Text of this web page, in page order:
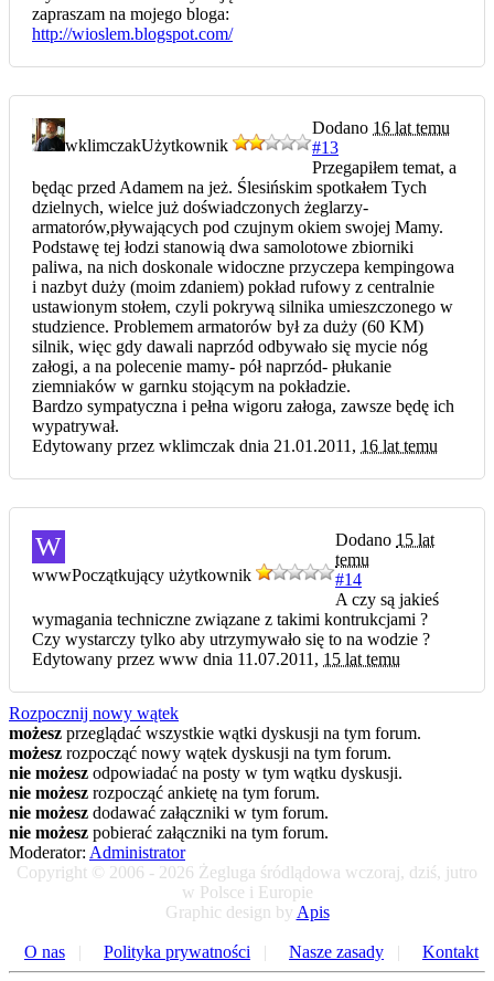
zapraszam na mojego bloga:
http://wioslem.blogspot.com/
wklimczakUżytkownik
Dodano 16 lat temu
#13
Przegapiłem temat, a
będąc przed Adamem na jeż. Ślesińskim spotkałem Tych
dzielnych, wielce już doświadczonych żeglarzy-
armatorów,pływających pod czujnym okiem swojej Mamy.
Podstawę tej łodzi stanowią dwa samolotowe zbiorniki
paliwa, na nich doskonale widoczne przyczepa kempingowa
i nazbyt duży (moim zdaniem) pokład rufowy z centralnie
ustawionym stołem, czyli pokrywą silnika umieszczonego w
studzience. Problemem armatorów był za duży (60 KM)
silnik, więc gdy dawali naprzód odbywało się mycie nóg
załogi, a na polecenie mamy- pół naprzód- płukanie
ziemniaków w garnku stojącym na pokładzie.
Bardzo sympatyczna i pełna wigoru załoga, zawsze będę ich
wypatrywał.
Edytowany przez wklimczak dnia 21.01.2011, 16 lat temu
W
wwwPoczątkujący użytkownik
Dodano 15 lat
temu
#14
A czy są jakieś
wymagania techniczne związane z takimi kontrukcjami ?
Czy wystarczy tylko aby utrzymywało się to na wodzie ?
Edytowany przez www dnia 11.07.2011, 15 lat temu
Rozpocznij nowy wątek
możesz przeglądać wszystkie wątki dyskusji na tym forum.
możesz rozpocząć nowy wątek dyskusji na tym forum.
nie możesz odpowiadać na posty w tym wątku dyskusji.
nie możesz rozpocząć ankietę na tym forum.
nie możesz dodawać załączniki w tym forum.
nie możesz pobierać załączniki na tym forum.
Moderator: Administrator
Copyright © 2006 - 2026 Żegluga śródlądowa wczoraj, dziś, jutro
w Polsce i Europie
Graphic design by Apis
O nas | Polityka prywatności | Nasze zasady | Kontakt